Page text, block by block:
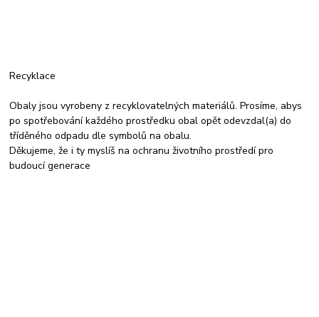
Recyklace
Obaly jsou vyrobeny z recyklovatelných materiálů. Prosíme, abys
po spotřebování každého prostředku obal opět odevzdal(a) do
tříděného odpadu dle symbolů na obalu.
Děkujeme, že i ty myslíš na ochranu životního prostředí pro
budoucí generace